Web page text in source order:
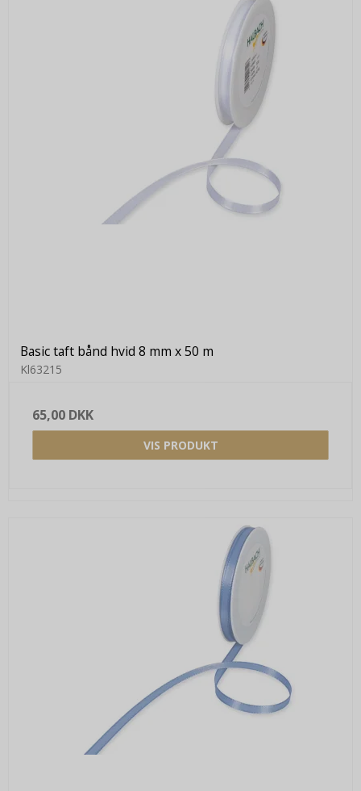
Basic taft bånd hvid 8 mm x 50 m
Kl63215
65,00 DKK
VIS PRODUKT